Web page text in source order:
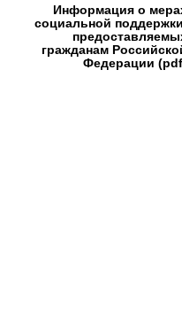
Информация о
социальной
гражданам
Федерации